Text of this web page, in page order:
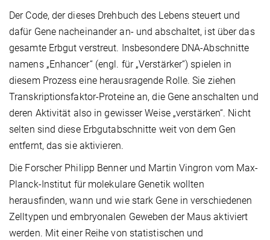
Der Code, der dieses Drehbuch des Lebens steuert und
dafür Gene nacheinander an- und abschaltet, ist über das
gesamte Erbgut verstreut. Insbesondere DNA-Abschnitte
namens „Enhancer“ (engl. für „Verstärker“) spielen in
diesem Prozess eine herausragende Rolle. Sie ziehen
Transkriptionsfaktor-Proteine an, die Gene anschalten und
deren Aktivität also in gewisser Weise „verstärken“. Nicht
selten sind diese Erbgutabschnitte weit von dem Gen
entfernt, das sie aktivieren.
Die Forscher Philipp Benner und Martin Vingron vom Max-
Planck-Institut für molekulare Genetik wollten
herausfinden, wann und wie stark Gene in verschiedenen
Zelltypen und embryonalen Geweben der Maus aktiviert
werden. Mit einer Reihe von statistischen und